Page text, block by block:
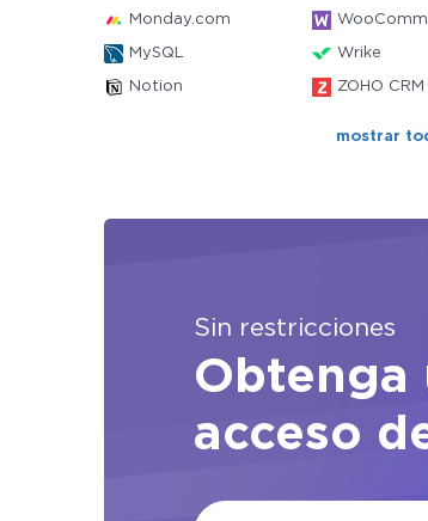
Monday.com
MySQL Wrike
Notion ZOHO CRM
mostrar
Sin restricciones
Obtenga
acceso